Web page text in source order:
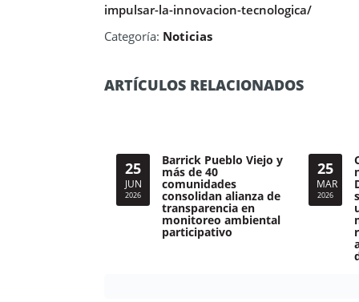
impulsar-la-innovacion-tecnologica/
Categoría: Noticias
ARTÍCULOS RELACIONADOS
25
JUN
2026
Barrick Pueblo Viejo y
más de 40
comunidades
consolidan alianza de
transparencia en
monitoreo ambiental
participativo
25
MAR
2026